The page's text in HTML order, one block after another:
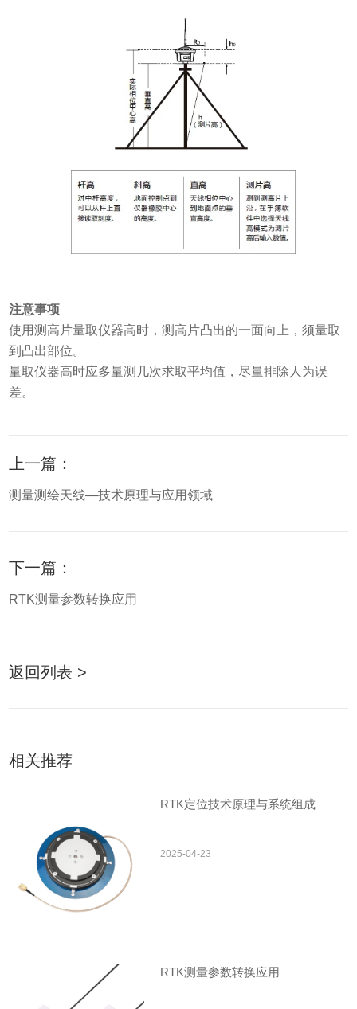
注意事项
使用测高片量取仪器高时，测高片凸出的一面向上，须量取
到凸出部位。
量取仪器高时应多量测几次求取平均值，尽量排除人为误
差。
上一篇：
测量测绘天线—技术原理与应用领域
下一篇：
RTK测量参数转换应用
返回列表 >
相关推荐
RTK定位技术原理与系统组成
2025-04-23
RTK测量参数转换应用